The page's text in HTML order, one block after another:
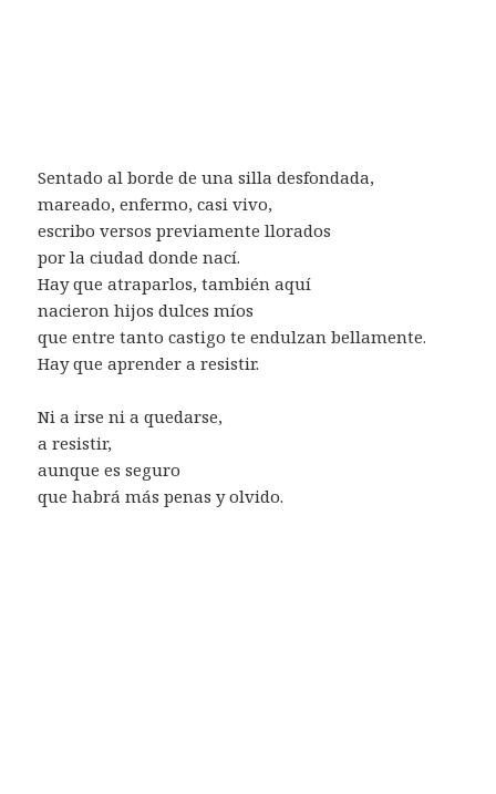
Sentado al borde de una silla desfondada,
mareado, enfermo, casi vivo,
escribo versos previamente llorados
por la ciudad donde nací.
Hay que atraparlos, también aquí
nacieron hijos dulces míos
que entre tanto castigo te endulzan bellamente.
Hay que aprender a resistir.
Ni a irse ni a quedarse,
a resistir,
aunque es seguro
que habrá más penas y olvido.